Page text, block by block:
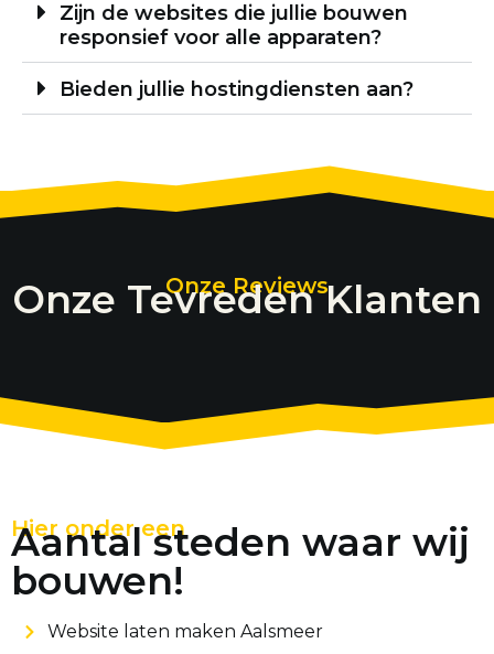
Zijn de websites die jullie bouwen
responsief voor alle apparaten?
Bieden jullie hostingdiensten aan?
Onze Reviews
Onze Tevreden Klanten
Hier onder een
Aantal steden waar wij
bouwen!
Website laten maken Aalsmeer